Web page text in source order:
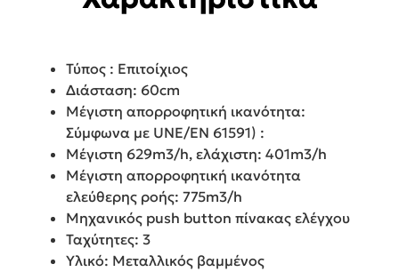
Τύπος : Επιτοίχιος
Διάσταση: 60cm
Μέγιστη απορροφητική ικανότητα:
Σύμφωνα με UNE/EN 61591) :
Μέγιστη 629m3/h, ελάχιστη: 401m3/h
Μέγιστη απορροφητική ικανότητα
ελεύθερης ροής: 775m3/h
Μηχανικός push button πίνακας ελέγχου
Ταχύτητες: 3
Υλικό: Μεταλλικός βαμμένος